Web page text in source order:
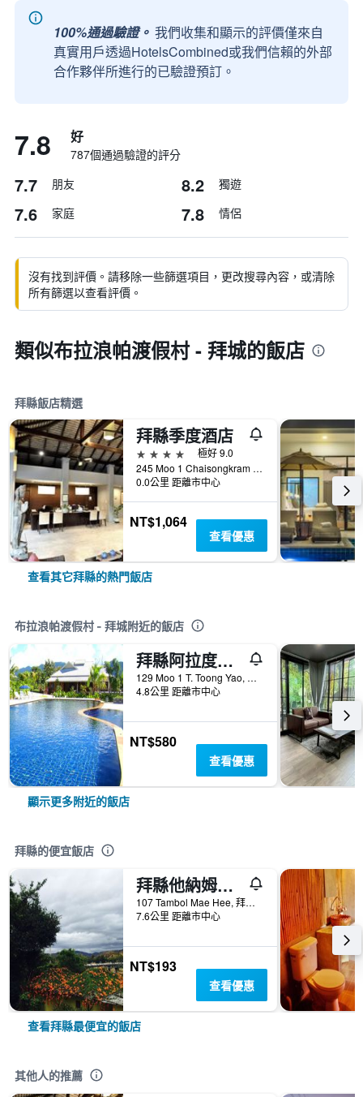
100%通過驗證。 我們收集和顯示的評價僅來自
真實用戶透過HotelsCombined或我們信賴的外部
合作夥伴所進行的已驗證預訂。
7.8 好
787個通過驗證的評分
7.7 朋友 8.2 獨遊
7.6 家庭 7.8 情侶
沒有找到評價。請移除一些篩選項目，更改搜尋內容，或清除
所有篩選以查看評價。
類似布拉浪帕渡假村 - 拜城的飯店
拜縣飯店精選
拜縣季度酒店
4星級
極好 9.0
245 Moo 1 Chaisongkram Rd., T. Viengai, 拜縣, 泰國
0.0公里 距離市中心
NT$1,064
查看優惠
查看其它拜縣的熱門飯店
布拉浪帕渡假村 - 拜城附近的飯店
拜縣阿拉度假酒店
129 Moo 1 T. Toong Yao, 拜縣, 泰國
4.8公里 距離市中心
NT$580
查看優惠
顯示更多附近的飯店
拜縣的便宜飯店
拜縣他納姆渡假村 - 拜城
107 Tambol Mae Hee, 拜縣, 泰國
7.6公里 距離市中心
NT$193
查看優惠
查看拜縣最便宜的飯店
其他人的推薦